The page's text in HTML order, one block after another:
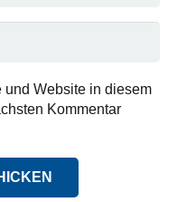
und Website in diesem
Kommentar